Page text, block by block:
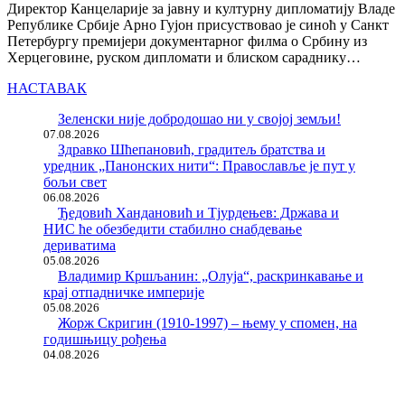
Директор Канцеларије за јавну и културну дипломатију Владе
Републике Србије Арно Гујон присуствовао је синоћ у Санкт
Петербургу премијери документарног филма о Србину из
Херцеговине, руском дипломати и блиском сараднику…
НАСТАВАК
Зеленски није добродошао ни у својој земљи!
07.08.2026
Здравко Шћепановић, градитељ братства и
уредник „Панонских нити“: Православље је пут у
бољи свет
06.08.2026
Ђедовић Хандановић и Тјурдењев: Држава и
НИС ће обезбедити стабилно снабдевање
дериватима
05.08.2026
Владимир Кршљанин: „Олуја“, раскринкавање и
крај отпадничке империје
05.08.2026
Жорж Скригин (1910-1997) – њему у спомен, на
годишњицу рођења
04.08.2026